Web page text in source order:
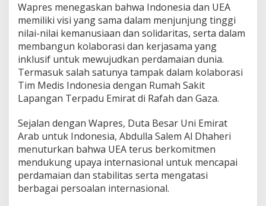
Wapres menegaskan bahwa Indonesia dan UEA
memiliki visi yang sama dalam menjunjung tinggi
nilai-nilai kemanusiaan dan solidaritas, serta dalam
membangun kolaborasi dan kerjasama yang
inklusif untuk mewujudkan perdamaian dunia.
Termasuk salah satunya tampak dalam kolaborasi
Tim Medis Indonesia dengan Rumah Sakit
Lapangan Terpadu Emirat di Rafah dan Gaza.
Sejalan dengan Wapres, Duta Besar Uni Emirat
Arab untuk Indonesia, Abdulla Salem Al Dhaheri
menuturkan bahwa UEA terus berkomitmen
mendukung upaya internasional untuk mencapai
perdamaian dan stabilitas serta mengatasi
berbagai persoalan internasional.